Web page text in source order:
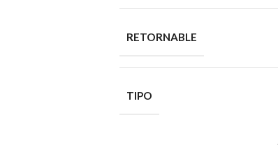
RETORNABLE
TIPO